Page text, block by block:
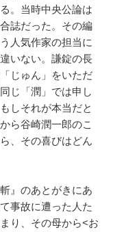
。当時中央公論は
誌だった。その編
人気作家の担当に
いない。謙錠の長
じゅん」をいただ
じ「潤」では申し
しそれが本当だと
ら谷崎潤一郎のこ
、その喜びはどん
』のあとがきにあ
事故に遭った人た
り、その母から<お